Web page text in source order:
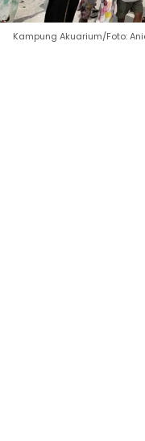
Kampung Akuarium/Foto: